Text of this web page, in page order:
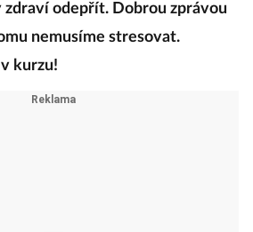
odepřít. Dobrou zprávou
nemusíme stresovat.
kurzu!